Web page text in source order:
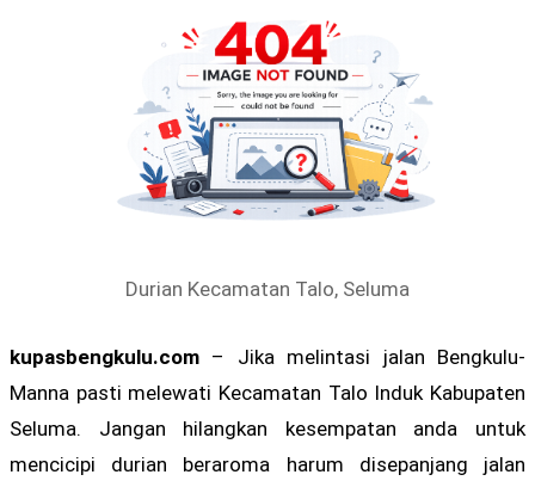
Durian Kecamatan Talo, Seluma
kupasbengkulu.com – Jika melintasi jalan Bengkulu-
Manna pasti melewati Kecamatan Talo Induk Kabupaten
Seluma. Jangan hilangkan kesempatan anda untuk
mencicipi durian beraroma harum disepanjang jalan